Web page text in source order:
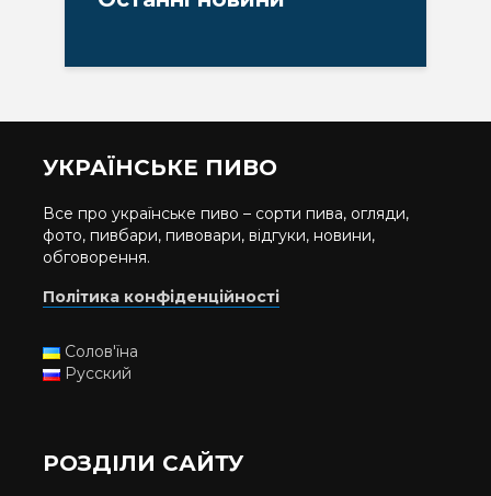
УКРАЇНСЬКЕ ПИВО
Все про українське пиво – сорти пива, огляди,
фото, пивбари, пивовари, відгуки, новини,
обговорення.
Політика конфіденційності
Солов'їна
Русский
РОЗДІЛИ САЙТУ